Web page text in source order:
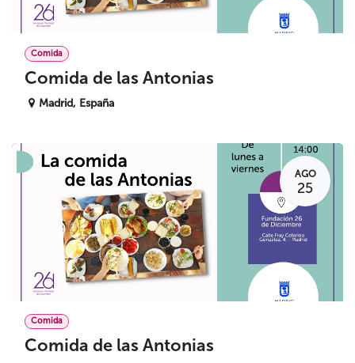
Comida
Comida de las Antonias
Madrid, España
AGO
25
Comida
Comida de las Antonias